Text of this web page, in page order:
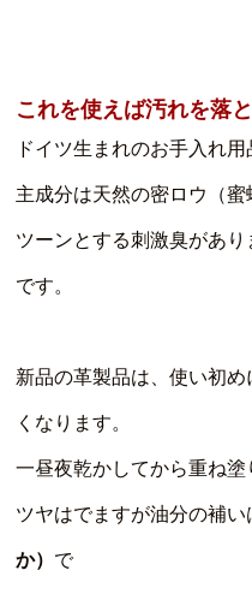
これを使えば汚れを落
ドイツ生まれのお手入れ
主成分は天然の密ロウ（
ツーンとする刺激臭があ
です。
新品の革製品は、使い初
くなります。
一昼夜乾かしてから重ね塗
ツヤはでますが油分の補
か） で